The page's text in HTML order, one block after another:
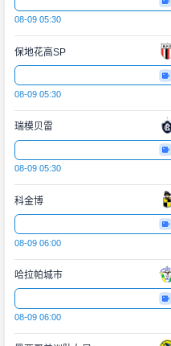
08-09 05:30
保地花高SP
08-09 05:30
瑞模贝雷
08-09 05:30
科金博
08-09 06:00
哈拉帕城市
08-09 06:00